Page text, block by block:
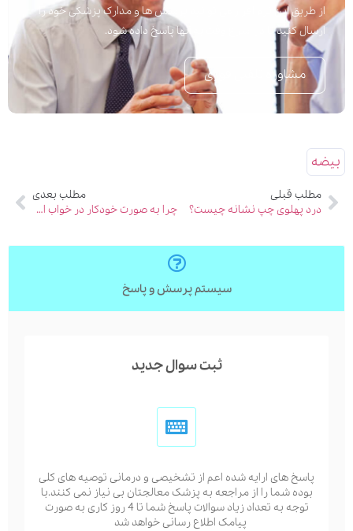
از طریق این نرم افزار می توانید پرسش ها و مدارک پزشکی خود را
ارسال کنید تا در اسرع وقت به آنها پاسخ داده شود.
مشاوره تلفنی فوری
بیضه
مطلب قبلی
درد پهلوی چپ نشانه چیست؟
مطلب بعدی
چرا به صورت خودکار در خواب ارضا می شویم؟
سیستم پرسش و پاسخ
ثبت سوال جدید
پاسخ های ارایه شده اعم از تشخیصی و درمانی توصیه های کلی
بوده شما را از مراجعه به پزشک معالجتان بی نیاز نمی کنند.با
توجه به تعداد زیاد سوالات پاسخ شما تا 4 روز کاری به صورت
پیامک اطلاع رسانی خواهد شد